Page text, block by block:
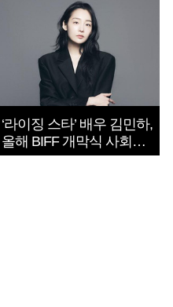
‘라이징 스타’ 배우 김민하,
올해 BIFF 개막식 사회자
확정